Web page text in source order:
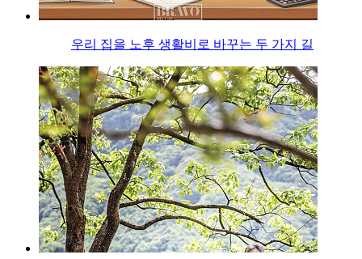
우리 집을 노후 생활비로 바꾸는 두 가지 길